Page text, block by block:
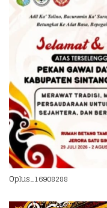
Oplus_16908288